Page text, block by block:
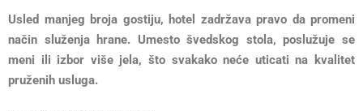
Usled manjeg broja gostiju, hotel zadržava pravo da promeni
način služenja hrane. Umesto švedskog stola, poslužuje se
meni ili izbor više jela, što svakako neće uticati na kvalitet
pruženih usluga.